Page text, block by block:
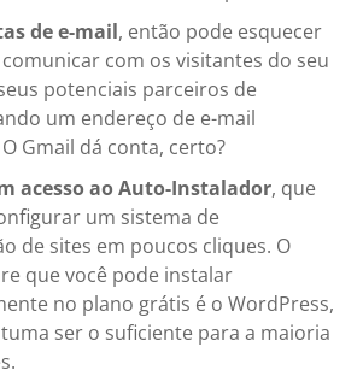
de e-mail, então pode esquecer
com os visitantes do seu
potenciais parceiros de
um endereço de e-mail
Gmail dá conta, certo?
acesso ao Auto-Instalador, que
um sistema de
de sites em poucos cliques. O
que você pode instalar
no plano grátis é o WordPress,
ser o suficiente para a maioria